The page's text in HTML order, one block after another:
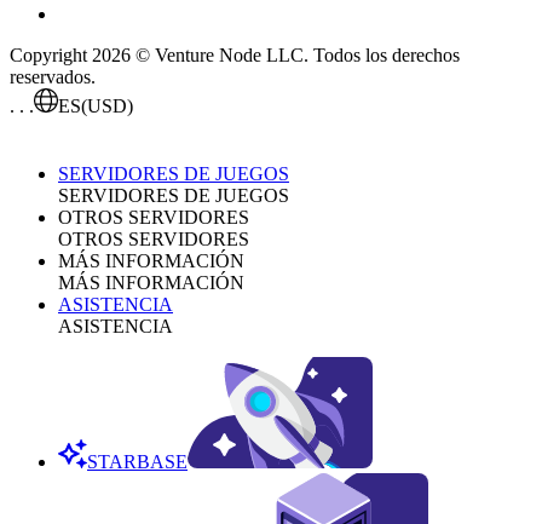
Copyright 2026 © Venture Node LLC. Todos los derechos
reservados.
. . .
ES(USD)
SERVIDORES DE JUEGOS
SERVIDORES DE JUEGOS
OTROS SERVIDORES
OTROS SERVIDORES
MÁS INFORMACIÓN
MÁS INFORMACIÓN
ASISTENCIA
ASISTENCIA
STARBASE